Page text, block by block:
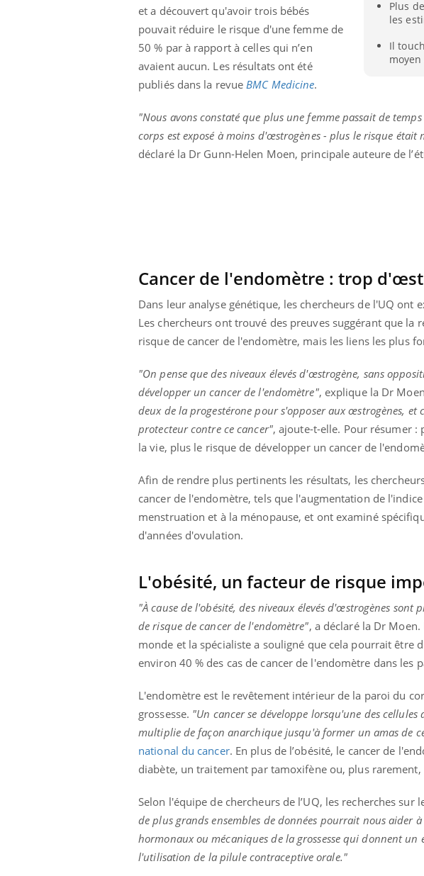
Plus
les
Il
et a découvert qu'avoir trois bébés
pouvait réduire le risque d'une femme de
50 % par à rapport à celles qui n’en
avaient aucun. Les résultats ont été
publiés dans la revueBMC Medicine.
"Nous avons constaté que plus une femme passait de
corps est exposé à moins d'œstrogènes - plus le risque
déclaré la Dr Gunn-Helen Moen, principale auteure de
Cancer de l'endomètre : trop
Dans leur analyse génétique, les chercheurs de l'UQ
Les chercheurs ont trouvé des preuves suggérant que
risque de cancer de l'endomètre, mais les liens les plus
"On pense que des niveaux élevés d'œstrogène, sans
développer un cancer de l'endomètre", explique la Dr
deux de la progestérone pour s'opposer aux œstrogènes,
protecteur contre ce cancer", ajoute-t-elle. Pour résumer
la vie, plus le risque de développer un cancer de
Afin de rendre plus pertinents les résultats, les
cancer de l'endomètre, tels que l'augmentation de
menstruation et à la ménopause, et ont examiné
d'années d'ovulation.
L'obésité, un facteur de risque
"À cause de l'obésité, des niveaux élevés d'œstrogènes
de risque de cancer de l'endomètre", a déclaré la Dr
monde et la spécialiste a souligné que cela pourrait être
environ 40 % des cas de cancer de l'endomètre dans les
L'endomètre est le revêtement intérieur de la paroi du
grossesse. "Un cancer se développe lorsqu'une des
multiplie de façon anarchique jusqu'à former un amas de
national du cancer. En plus de l’obésité, le cancer de
diabète, un traitement par tamoxifène ou, plus
Selon l'équipe de chercheurs de l’UQ, les recherches
de plus grands ensembles de données pourrait nous aider
hormonaux ou mécaniques de la grossesse qui donnent
l'utilisation de la pilule contraceptive orale."
Le Viagra pourrait-il
freiner la propagation du
cancer ?
finalement être bénéfique
lecture ?
le
Le Ramadan approche, et, pour de
nombreuses personnes atteintes de
diabète, c'est une période de questions, de
défis, mais ...
faciliter l’accès à la
préventive Youtube
Un établissement lié à
mutualiste innove en